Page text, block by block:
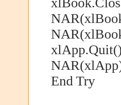
xlApp.Quit()
End Try